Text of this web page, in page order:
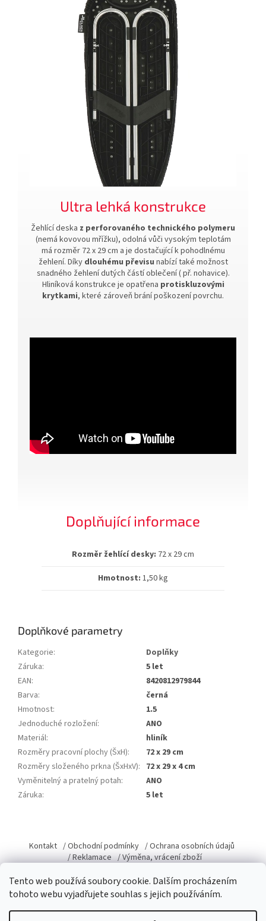
Tento web používá soubory cookie. Dalším procházením
tohoto webu vyjadřujete souhlas s jejich používáním.
Ultra lehká konstrukce
Žehlící deska z perforovaného technického polymeru
(nemá kovovou mřížku), odolná vůči vysokým teplotám
má rozměr 72 x 29 cm a je dostačující k pohodlnému
žehlení. Díky dlouhému převisu nabízí také možnost
snadného žehlení dutých částí oblečení ( př. nohavice).
Hliníková konstrukce je opatřena protiskluzovými
krytkami, které zároveň brání poškození povrchu.
Doplňující informace
Rozměr žehlící desky: 72 x 29 cm
Hmotnost: 1,50 kg
Doplňkové parametry
Kategorie:
Doplňky
Záruka:
5 let
EAN:
8420812979844
Barva:
černá
Hmotnost:
1.5
Jednoduché rozložení:
ANO
Materiál:
hliník
Rozměry pracovní plochy (ŠxH):
72 x 29 cm
Rozměry složeného prkna (ŠxHxV): 72 x 29 x 4 cm
Vyměnitelný a pratelný potah:
ANO
Záruka: 5 let
p
a
Kontakt / Obchodní podmínky / Ochrana osobních údajů
/ Reklamace / Výměna, vrácení zboží